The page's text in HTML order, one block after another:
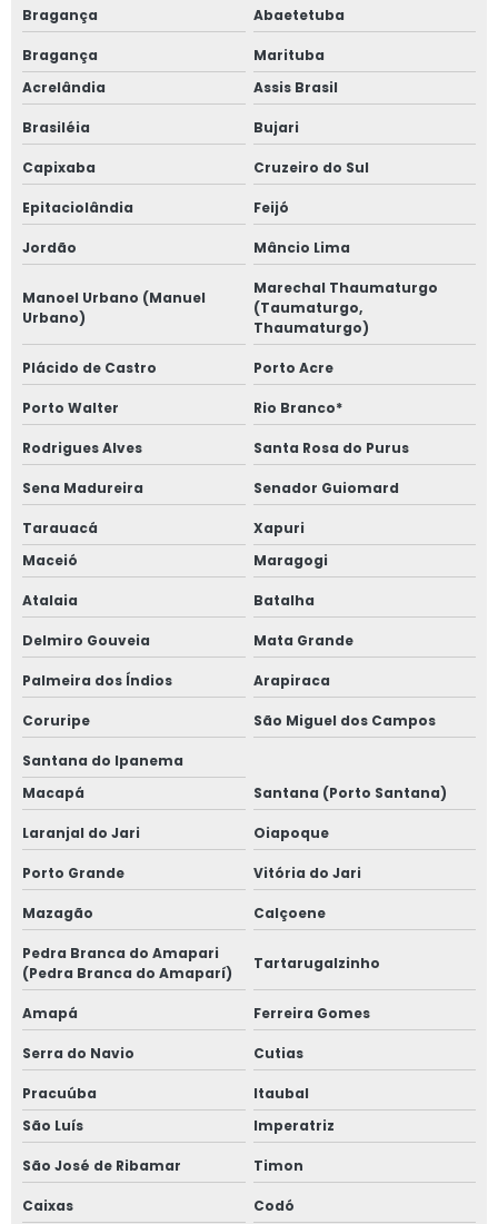
Bragança Abaetetuba
Bragança
Marituba
Acrelândia
Assis Brasil
Brasiléia Bujari
Capixaba Cruzeiro do Sul
Epitaciolândia Feijó
Jordão Mâncio Lima
Manoel Urbano (Manuel
Urbano)
Marechal Thaumaturgo
(Taumaturgo,
Thaumaturgo)
Plácido de Castro Porto Acre
Porto Walter Rio Branco*
Rodrigues Alves Santa Rosa do Purus
Sena Madureira Senador Guiomard
Tarauacá
Xapuri
Maceió
Maragogi
Atalaia Batalha
Delmiro Gouveia Mata Grande
Palmeira dos Índios Arapiraca
Coruripe São Miguel dos Campos
Santana do Ipanema
Macapá
Santana (Porto Santana)
Laranjal do Jari Oiapoque
Porto Grande Vitória do Jari
Mazagão Calçoene
Pedra Branca do Amapari
(Pedra Branca do Amaparí)
Tartarugalzinho
Amapá Ferreira Gomes
Serra do Navio Cutias
Pracuúba
Itaubal
São Luís
Imperatriz
São José de Ribamar Timon
Caixas Codó